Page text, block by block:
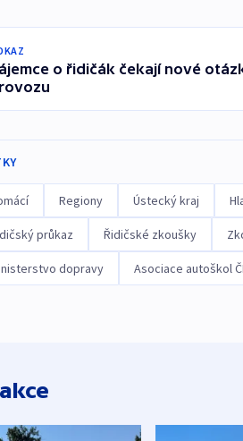
o řidičák čekají nové
Regiony Ústecký kraj
průkaz Řidičské zkoušky
dopravy Asociace autoškol